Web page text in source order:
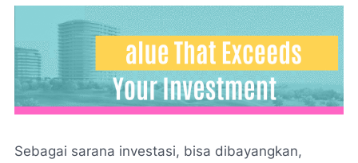
Sebagai sarana investasi, bisa dibayangkan,